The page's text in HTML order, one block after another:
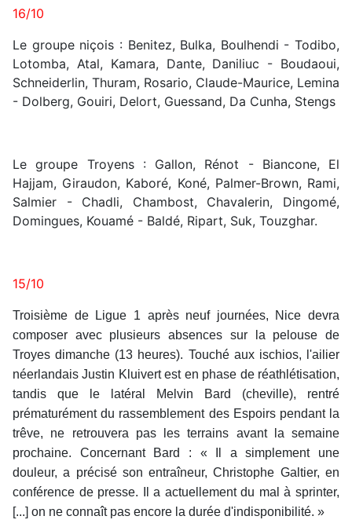
16/10
Le groupe niçois : Benitez, Bulka, Boulhendi - Todibo,
Lotomba, Atal, Kamara, Dante, Daniliuc - Boudaoui,
Schneiderlin, Thuram, Rosario, Claude-Maurice, Lemina
- Dolberg, Gouiri, Delort, Guessand, Da Cunha, Stengs
Le groupe Troyens : Gallon, Rénot - Biancone, El
Hajjam, Giraudon, Kaboré, Koné, Palmer-Brown, Rami,
Salmier - Chadli, Chambost, Chavalerin, Dingomé,
Domingues, Kouamé - Baldé, Ripart, Suk, Touzghar.
15/10
Troisième de Ligue 1 après neuf journées, Nice devra
composer avec plusieurs absences sur la pelouse de
Troyes dimanche (13 heures). Touché aux ischios, l'ailier
néerlandais Justin Kluivert est en phase de réathlétisation,
tandis que le latéral Melvin Bard (cheville), rentré
prématurément du rassemblement des Espoirs pendant la
trêve, ne retrouvera pas les terrains avant la semaine
prochaine. Concernant Bard : « Il a simplement une
douleur, a précisé son entraîneur, Christophe Galtier, en
conférence de presse. Il a actuellement du mal à sprinter,
[...] on ne connaît pas encore la durée d'indisponibilité. »